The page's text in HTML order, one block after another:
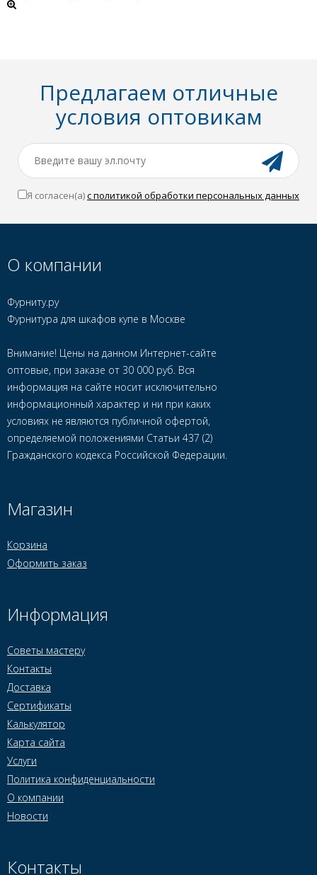
Предлагаем отличные
условия оптовикам
Я согласен(a)с политикой обработки персональных данных
О компании
Фурниту.ру
Фурнитура для шкафов купе в Москве
Внимание! Цены на данном Интернет-сайте
оптовые, при заказе от 30 000 руб. Вся
информация на сайте носит исключительно
информационный характер и ни при каких
условиях не являются публичной офертой,
определяемой положениями Статьи 437 (2)
Гражданского кодекса Российской Федерации.
Магазин
Корзина
Оформить заказ
Информация
Советы мастеру
Контакты
Доставка
Сертификаты
Калькулятор
Карта сайта
Услуги
Политика конфиденциальности
О компании
Новости
Контакты